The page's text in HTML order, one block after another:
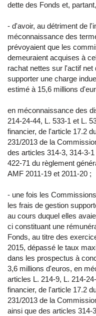
dette des Fonds et,
- d'avoir, au détriment de
méconnaissance des
prévoyaient que les
demeuraient acquises à
rachat nettes sur l'actif
supporter une charge
estimé à 15,6 millions
en méconnaissance des
214-24-44, L. 533-1 et L.
financier, de l'article 17.2
231/2013 de la
des articles 314-3, 314-3-1
422-71 du règlement
AMF 2011-19 et 2011-20 ;
- une fois les
les frais de gestion
au cours duquel elles
ci constituant une
Fonds, au titre des
2015, dépassé le taux
dans les prospectus à
3,6 millions d'euros, en
articles L. 214-9, L. 214-
financier, de l'article 17.2
231/2013 de la
ainsi que des articles 314-